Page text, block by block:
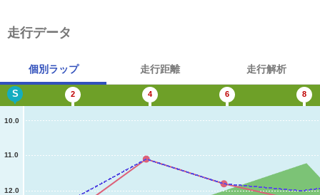
走行データ
個別ラップ 走行距離 走行解析
10.0
11.0
12.0
S 2 4 6 8